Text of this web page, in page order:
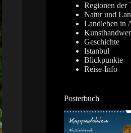
Regionen der
Natur und
Landleben in
Geschichte
Istanbul
Blickpunkte
Reise-Info
Posterbuch